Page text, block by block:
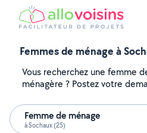
Femmes de ménage à
Vous recherchez une femme
ménagère ? Postez votre
Femme de ménage
à Sochaux (25)